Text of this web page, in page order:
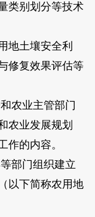
类别划分等技术
土壤安全利
修复效果评估等
农业主管部门
农业发展规划
作的内容。
部门组织建立
以下简称农用地